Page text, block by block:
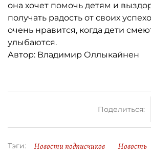
она хочет помочь детям и
получать радость от своих
очень нравится, когда дети
улыбаются.
Автор: Владимир Оллыкайнен
Поделиться:
Тэги: Новости подписчиков Новость